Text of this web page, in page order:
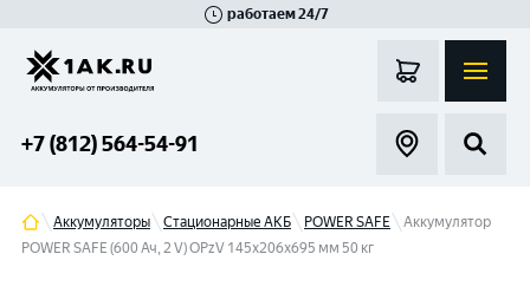
работаем 24/7
+7 (812) 564-54-91
Аккумуляторы Стационарные АКБ POWER SAFE
Аккумулятор
POWER SAFE (600 Ач, 2 V) OPzV 145x206x695 мм 50 кг
Гатчина